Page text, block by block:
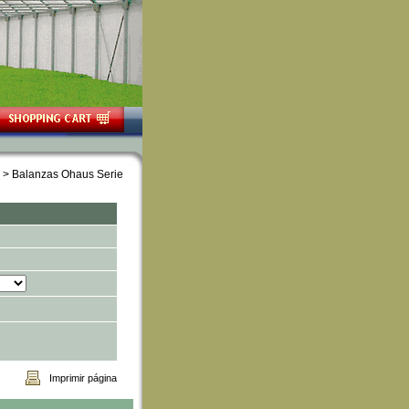
> Balanzas Ohaus Serie
Imprimir página